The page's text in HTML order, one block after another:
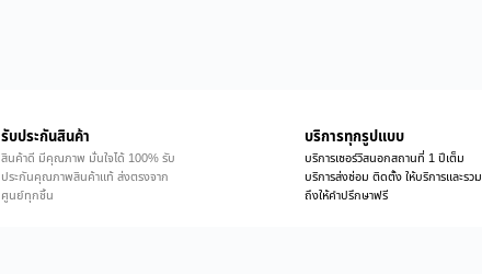
รับประกันสินค้า
สินค้าดี มีคุณภาพ มั่นใจได้ 100% รับ
ประกันคุณภาพสินค้าแท้ ส่งตรงจาก
ศูนย์ทุกชิ้น
บริการทุกรูปแบบ
บริการเซอร์วิสนอกสถานที่ 1 ปีเต็ม
บริการส่งซ่อม ติดตั้ง ให้บริการและรวม
ถึงให้คำปรึกษาฟรี